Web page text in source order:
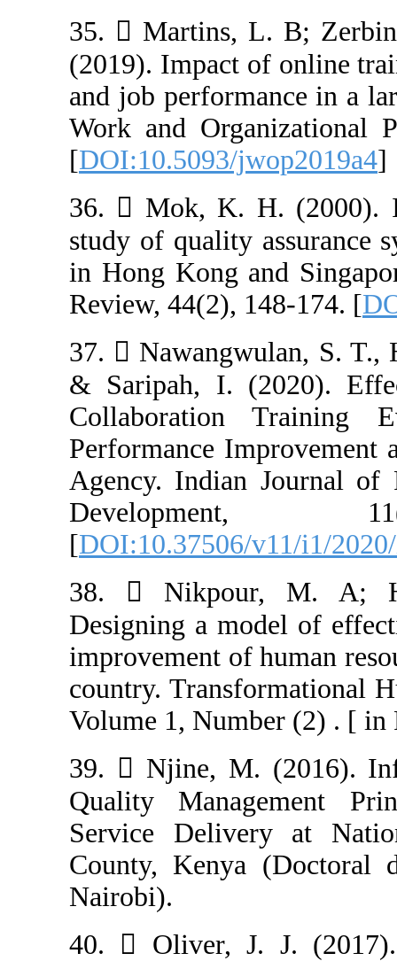
35.  Martins,
(2019). Impact
and job
Work and
[DOI:10.5093/
36.  Mok, K.
study of quality
in Hong Kong
37. 
& Saripah, I.
Collaboration
Performance
Agency.
[
38. 
Designing a
improvement of
country.
Volume 1,
39.  Njine,
Quality
Service
County,
40.  Oliver,